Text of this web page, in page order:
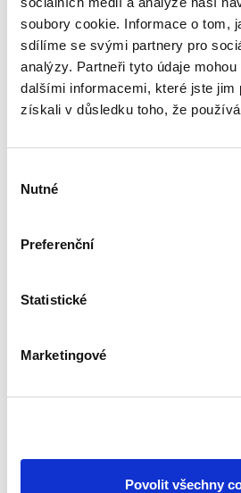
soubory cookie. Informace o tom,
sdílíme se svými partnery pro
analýzy. Partneři tyto údaje
dalšími informacemi, které jste jim
získali v důsledku toho, že
souhlasu
Nutné
Preferenční
Statistické
Marketingové
Povolit všechny
Publikace podrobně zkoumá
zmeškání jako klasický institut
sporného řízení. Autor
podmínky jeho vydání, právní
možnosti obrany proti němu,
Jiří Bálek
působnosti kontrolního